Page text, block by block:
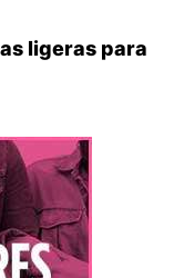
ligeras para